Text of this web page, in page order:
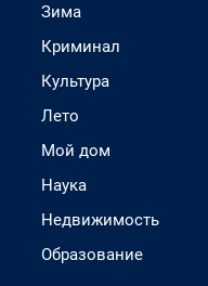
Зима
Криминал
Культура
Лето
Мой дом
Наука
Недвижимость
Образование